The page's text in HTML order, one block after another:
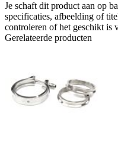
Je schaft dit product aan op
specificaties, afbeelding of
controleren of het geschikt is
Gerelateerde producten